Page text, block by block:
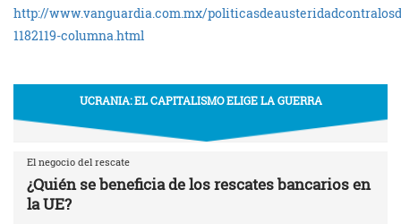
http://www.vanguardia.com.mx/
1182119-columna.html
UCRANIA: EL CAPITALISMO ELIGE LA GUERRA
El negocio del rescate
¿Quién se beneficia de los rescates bancarios en
la UE?